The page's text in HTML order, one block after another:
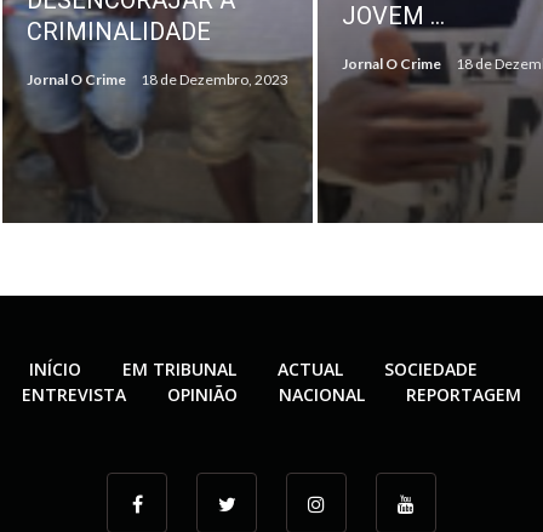
JOVEM ...
18 de Dezembro, 2023
PAGAMENTO DE
INDEMINIZAÇÕES
Jornal O Crime 18 de
INÍCIO EM TRIBUNAL ACTUAL
SOCIEDADE
ENTREVISTA
OPINIÃO NACIONAL REPORTAGEM